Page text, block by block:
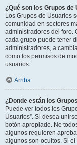
¿Qué son los Grupos de
Los Grupos de Usuarios
comunidad en sectores
administradores del foro.
cada grupo puede tener
administradores, a
como los permisos de
usuarios.
Arriba
¿Donde están los
Puede ver todos los
Usuarios”. Si desea
botón apropiado. No
algunos requieren
algunos son ocultos. Si